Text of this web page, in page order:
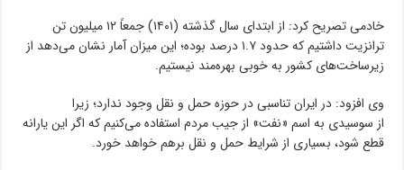
خادمی تصریح کرد: از ابتدای سال گذشته (۱۴۰۱) جمعاً ۱۲ میلیون تن
ترانزیت داشتیم که حدود ۱.۷ درصد بوده؛ این میزان آمار نشان می‌دهد از
زیرساخت‌های کشور به خوبی بهره‌مند نیستیم.
وی افزود: در ایران تناسبی در حوزه حمل و نقل وجود ندارد؛ زیرا
از سوسیدی به اسم «نفت» از جیب مردم استفاده می‌کنیم که اگر این یارانه
قطع شود، بسیاری از شرایط حمل و نقل برهم خواهد خورد.